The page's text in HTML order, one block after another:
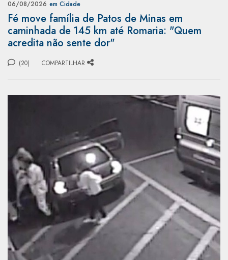
06/08/2026 em Cidade
Fé move família de Patos de Minas em
caminhada de 145 km até Romaria: "Quem
acredita não sente dor"
(20) COMPARTILHAR